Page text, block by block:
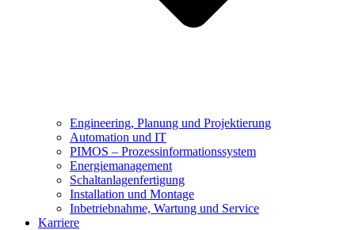
Engineering, Planung und Projektierung
Automation und IT
PIMOS – Prozessinformationssystem
Energiemanagement
Schaltanlagenfertigung
Installation und Montage
Inbetriebnahme, Wartung und Service
Karriere